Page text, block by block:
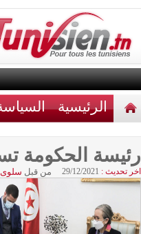
الرئيسية
رئيسة الحكومة
اخر تحديث : من قبل سلوى